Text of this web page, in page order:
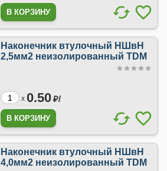
Наконечник втулочный НШвН
2,5мм2 неизолированный TDM
x 0.50₽/
Наконечник втулочный НШвН
4,0мм2 неизолированный TDM